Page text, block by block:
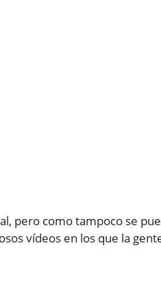
pero como tampoco se
vídeos en los que la